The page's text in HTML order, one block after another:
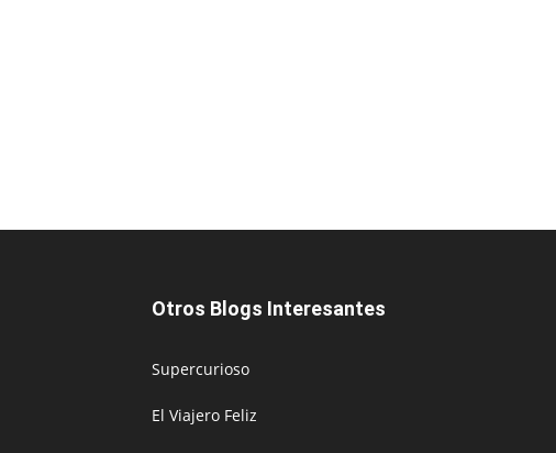
Otros Blogs Interesantes
Supercurioso
El Viajero Feliz